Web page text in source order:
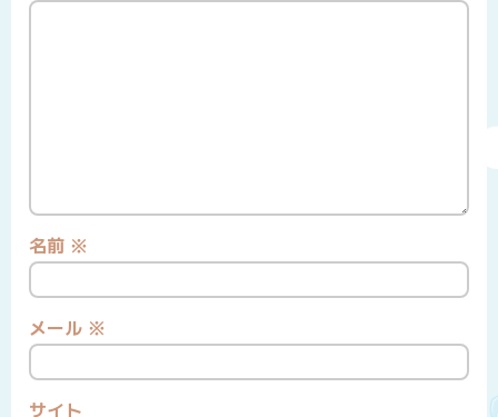
名前 ※
メール ※
サイト